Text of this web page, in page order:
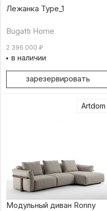
Лежанка Type_1
Bugatti Home
2 396 000 ₽
в наличии
зарезервировать
Artdom
Модульный диван Ronny